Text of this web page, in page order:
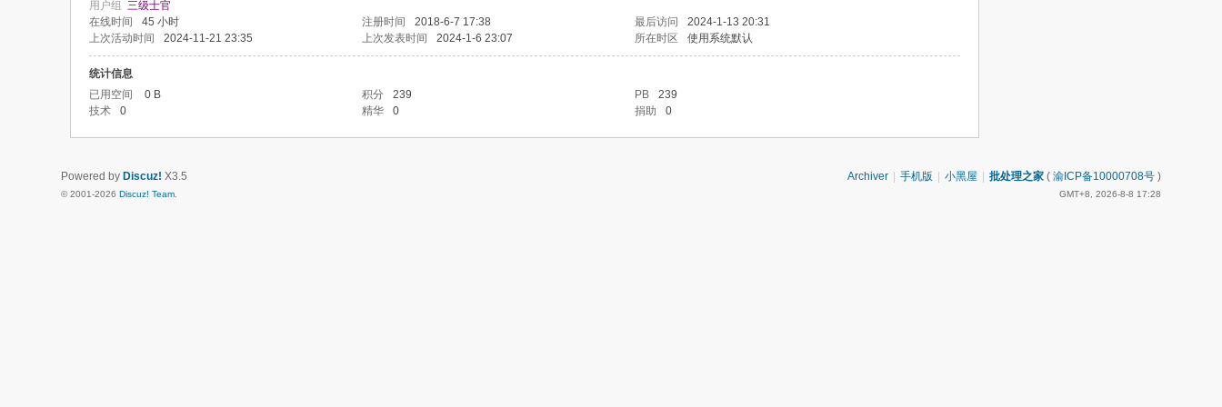
用户组 三级士官
在线时间
45 小时 注册时间 2018-6-7 17:38 最后访问
2024-1-13 20:31
上次活动时间
2024-11-21 23:35 上次发表时间 2024-1-6 23:07 所在时区 使用系统默认
统计信息
已用空间
0 B 积分 239 PB
239
技术
0 精华 0 捐助 0
Archiver 手机版 小黑屋 批处理之家 ( 渝ICP备10000708号 )
GMT+8, 2026-8-8 17:28
Powered by Discuz! X3.5
© 2001-2026 Discuz! Team